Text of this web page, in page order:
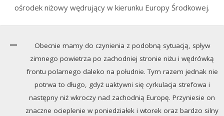
ośrodek niżowy wędrujący w kierunku Europy Środkowej.
Obecnie mamy do czynienia z podobną sytuacją, spływ
zimnego powietrza po zachodniej stronie niżu i wędrówką
frontu polarnego daleko na południe. Tym razem jednak nie
potrwa to długo, gdyż uaktywni się cyrkulacja strefowa i
następny niż wkroczy nad zachodnią Europę. Przyniesie on
znaczne ocieplenie w poniedziałek i wtorek oraz bardzo silny